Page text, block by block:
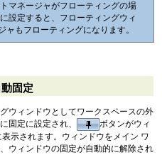
マネージャがフローティングの場
に設定すると、フローティングウィ
ャもフローティングになります。
固定
ウィンドウとしてワークスペースの外
固定に設定され、
ボタンがウィ
示されます。ウィンドウをメイン ワ
ウィンドウの固定が自動的に解除され